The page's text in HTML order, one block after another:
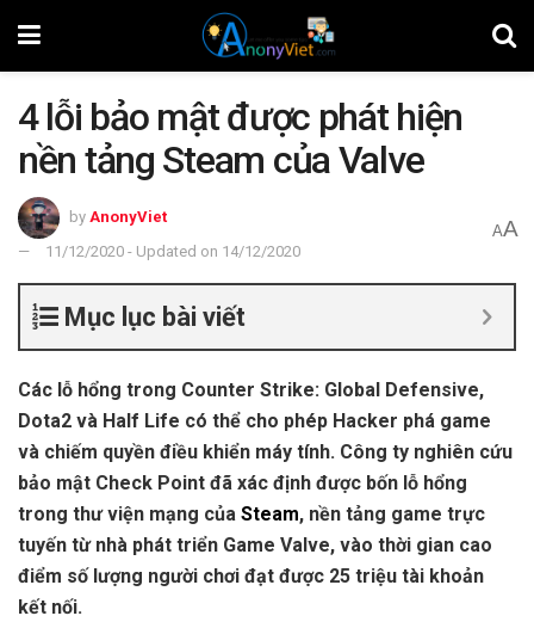
4 lỗi bảo mật được phát hiện
nền tảng Steam của Valve
by AnonyViet
11/12/2020 - Updated on 14/12/2020
AA
Mục lục bài viết
Các lỗ hổng trong Counter Strike: Global Defensive,
Dota2 và Half Life có thể cho phép Hacker phá game
và chiếm quyền điều khiển máy tính. Công ty nghiên cứu
bảo mật Check Point đã xác định được bốn lỗ hổng
trong thư viện mạng của Steam, nền tảng game trực
tuyến từ nhà phát triển Game Valve, vào thời gian cao
điểm số lượng người chơi đạt được 25 triệu tài khoản
kết nối.